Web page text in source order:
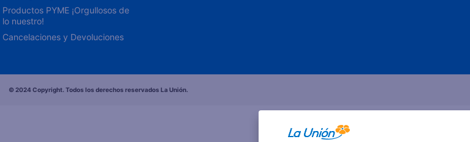
Productos PYME ¡Orgullosos de
lo nuestro!
Cancelaciones y Devoluciones
© 2024 Copyright. Todos los derechos reservados La Unión.